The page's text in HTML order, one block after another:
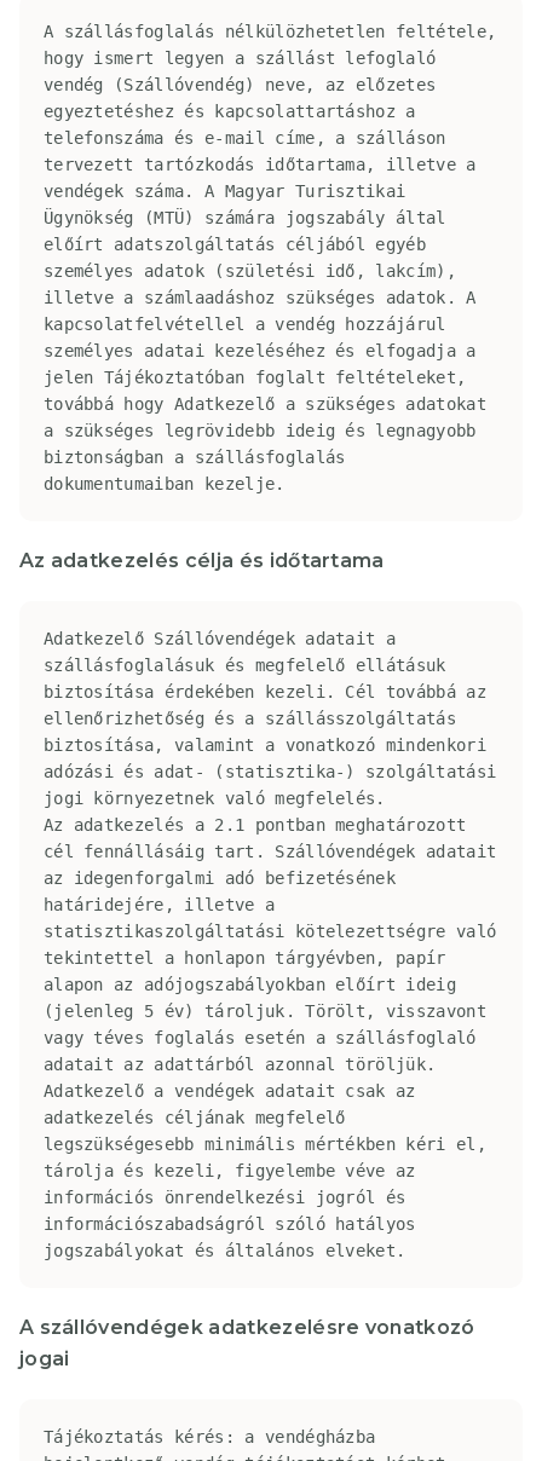
A szállásfoglalás nélkülözhetetlen feltétele,
hogy ismert legyen a szállást lefoglaló
vendég (Szállóvendég) neve, az előzetes
egyeztetéshez és kapcsolattartáshoz a
telefonszáma és e-mail címe, a szálláson
tervezett tartózkodás időtartama, illetve a
vendégek száma. A Magyar Turisztikai
Ügynökség (MTÜ) számára jogszabály által
előírt adatszolgáltatás céljából egyéb
személyes adatok (születési idő, lakcím),
illetve a számlaadáshoz szükséges adatok. A
kapcsolatfelvétellel a vendég hozzájárul
személyes adatai kezeléséhez és elfogadja a
jelen Tájékoztatóban foglalt feltételeket,
továbbá hogy Adatkezelő a szükséges adatokat
a szükséges legrövidebb ideig és legnagyobb
biztonságban a szállásfoglalás
dokumentumaiban kezelje.
Az adatkezelés célja és időtartama
Adatkezelő Szállóvendégek adatait a
szállásfoglalásuk és megfelelő ellátásuk
biztosítása érdekében kezeli. Cél továbbá az
ellenőrizhetőség és a szállásszolgáltatás
biztosítása, valamint a vonatkozó mindenkori
adózási és adat- (statisztika-) szolgáltatási
jogi környezetnek való megfelelés.
Az adatkezelés a 2.1 pontban meghatározott
cél fennállásáig tart. Szállóvendégek adatait
az idegenforgalmi adó befizetésének
határidejére, illetve a
statisztikaszolgáltatási kötelezettségre való
tekintettel a honlapon tárgyévben, papír
alapon az adójogszabályokban előírt ideig
(jelenleg 5 év) tároljuk. Törölt, visszavont
vagy téves foglalás esetén a szállásfoglaló
adatait az adattárból azonnal töröljük.
Adatkezelő a vendégek adatait csak az
adatkezelés céljának megfelelő
legszükségesebb minimális mértékben kéri el,
tárolja és kezeli, figyelembe véve az
információs önrendelkezési jogról és
információszabadságról szóló hatályos
jogszabályokat és általános elveket.
A szállóvendégek adatkezelésre vonatkozó
jogai
Tájékoztatás kérés: a vendégházba